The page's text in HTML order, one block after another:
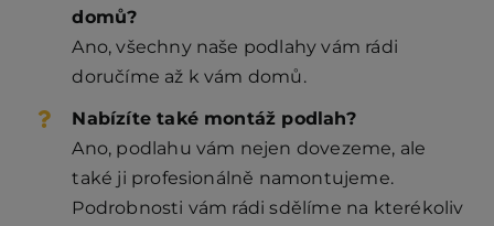
domů?
Ano, všechny naše podlahy vám rádi
doručíme až k vám domů.
Nabízíte také montáž podlah?
Ano, podlahu vám nejen dovezeme, ale
také ji profesionálně namontujeme.
Podrobnosti vám rádi sdělíme na kterékoliv